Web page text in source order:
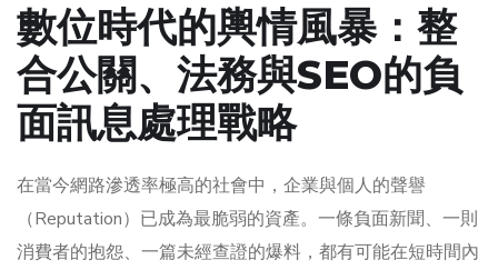
數位時代的輿情風暴：整
合公關、法務與SEO的負
面訊息處理戰略
在當今網路滲透率極高的社會中，企業與個人的聲譽
（Reputation）已成為最脆弱的資產。一條負面新聞、一則
消費者的抱怨、一篇未經查證的爆料，都有可能在短時間內